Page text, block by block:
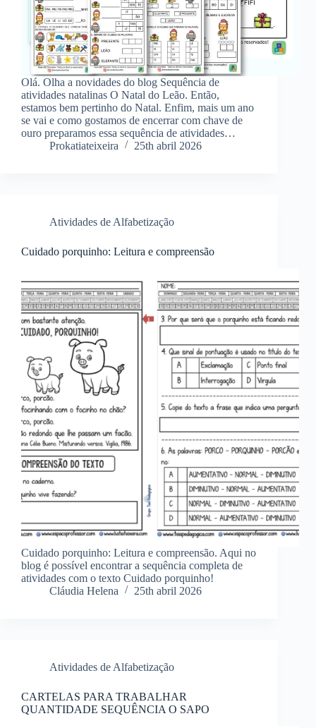
Olá. Olha a novidades do blog Sequência de
atividades natalinas O Natal do Leão. Então,
estamos bem pertinho do Natal. Enfim, mais um ano
se vai e como gostamos de encerrar com chave de
ouro preparamos essa sequência de atividades…
Prokatiateixeira
25th abril 2026
Atividades de Alfabetização
Cuidado porquinho: Leitura e compreensão
Cuidado porquinho: Leitura e compreensão. Aqui no
blog é possível encontrar a sequência completa de
atividades com o texto Cuidado porquinho!
Cláudia Helena
25th abril 2026
Atividades de Alfabetização
CARTELAS PARA TRABALHAR
QUANTIDADE SEQUÊNCIA O SAPO